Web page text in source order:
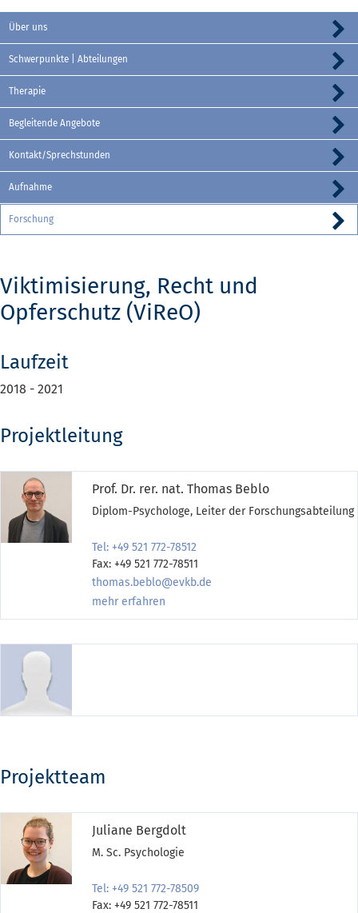
Über uns
Schwerpunkte | Abteilungen
Therapie
Begleitende Angebote
Kontakt/Sprechstunden
Aufnahme
Forschung
Viktimisierung, Recht und
Opferschutz (ViReO)
Laufzeit
2018 - 2021
Projektleitung
Prof. Dr. rer. nat. Thomas Beblo
Diplom-Psychologe, Leiter der Forschungsabteilung
Tel: +49 521 772-78512
Fax: +49 521 772-78511
thomas.beblo@evkb.de
mehr erfahren
Projektteam
Juliane Bergdolt
M. Sc. Psychologie
Tel: +49 521 772-78509
Fax: +49 521 772-78511